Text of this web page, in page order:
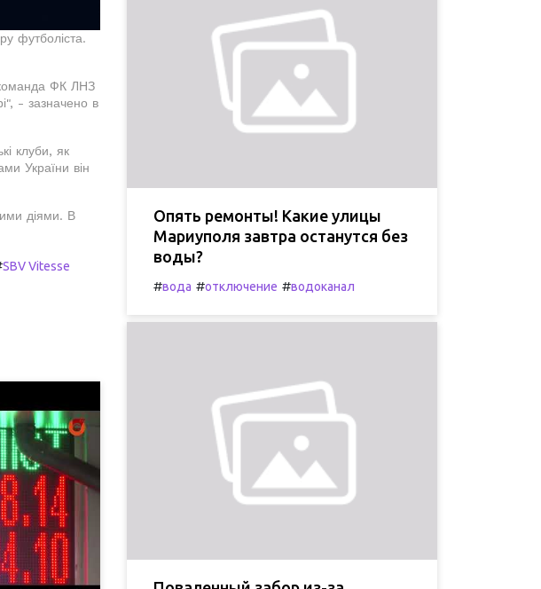
футболіста.
команда ФК ЛНЗ
- зазначено в
клуби, як
України він
діями. В
SBV Vitesse
Опять ремонты! Какие улицы
Мариуполя завтра останутся без
воды?
#вода #отключение #водоканал